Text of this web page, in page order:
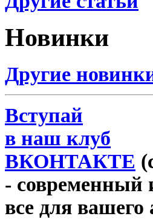
Новинки
Другие
Вступай
в наш клуб
ВКОНТАКТЕ
- современный
все для вашего